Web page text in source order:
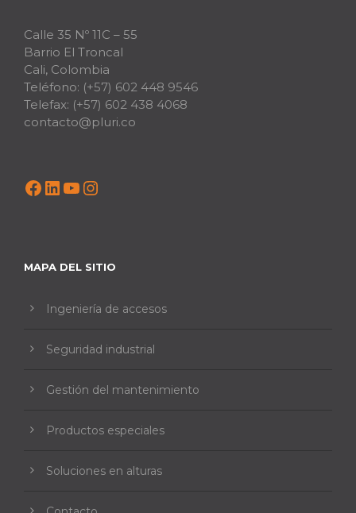
Calle 35 Nº 11C – 55
Barrio El Troncal
Cali, Colombia
Teléfono: (+57) 602 448 9546
Telefax: (+57) 602 438 4068
contacto@pluri.co
Facebook LinkedIn YouTube Instagram
MAPA DEL SITIO
Ingeniería de accesos
Seguridad industrial
Gestión del mantenimiento
Productos especiales
Soluciones en alturas